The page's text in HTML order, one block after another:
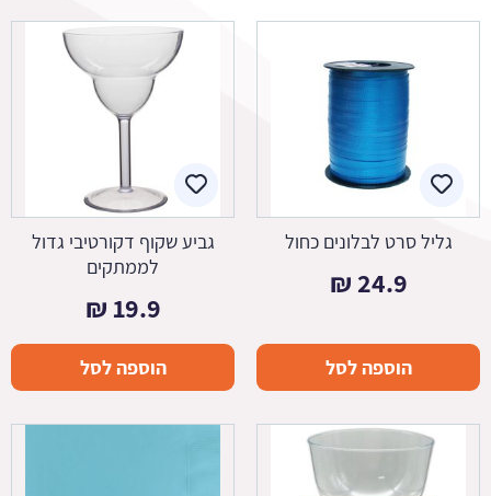
גליל סרט לבלונים כחול
24.9
₪
הוספה לסל
גביע שקוף דקורטיבי גדול
לממתקים
19.9
₪
הוספה לסל